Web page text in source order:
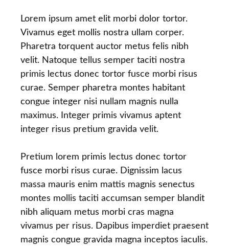
Lorem ipsum amet elit morbi dolor tortor.
Vivamus eget mollis nostra ullam corper.
Pharetra torquent auctor metus felis nibh
velit. Natoque tellus semper taciti nostra
primis lectus donec tortor fusce morbi risus
curae. Semper pharetra montes habitant
congue integer nisi nullam magnis nulla
maximus. Integer primis vivamus aptent
integer risus pretium gravida velit.
Pretium lorem primis lectus donec tortor
fusce morbi risus curae. Dignissim lacus
massa mauris enim mattis magnis senectus
montes mollis taciti accumsan semper blandit
nibh aliquam metus morbi cras magna
vivamus per risus. Dapibus imperdiet praesent
magnis congue gravida magna inceptos iaculis.